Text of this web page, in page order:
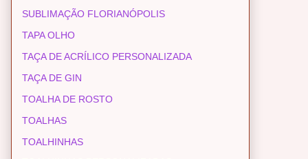
SUBLIMAÇÃO FLORIANÓPOLIS
TAPA OLHO
TAÇA DE ACRÍLICO PERSONALIZADA
TAÇA DE GIN
TOALHA DE ROSTO
TOALHAS
TOALHINHAS